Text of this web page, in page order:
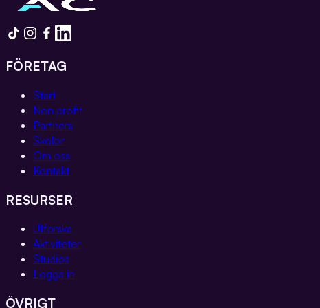
FÖRETAG
Start
Non profit
Partners
Skolor
Om oss
Kontakt
RESURSER
Utforska
Aktiviteter
Studios
Logga in
ÖVRIGT